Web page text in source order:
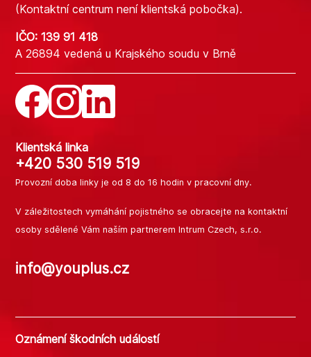
(Kontaktní centrum není klientská pobočka).
IČO: 139 91 418
A 26894 vedená u Krajského soudu v Brně
Oznámení škodních událostí
Klientská linka
+420 530 519 519
Provozní doba linky je od 8 do 16 hodin v pracovní dny.
V záležitostech vymáhání pojistného se obracejte na kontaktní
osoby sdělenéVám naším partnerem Intrum Czech, s.r.o.
info@youplus.cz